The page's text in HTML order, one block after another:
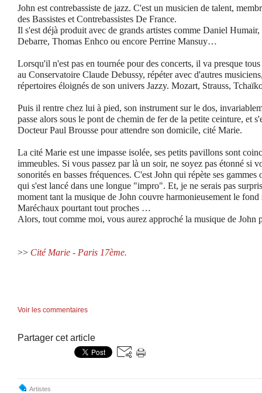
John est contrebassiste de jazz. C'est un musicien de talent,
des Bassistes et Contrebassistes De France.
Il s'est déjà produit avec de grands artistes comme Daniel
Debarre, Thomas Enhco ou encore Perrine Mansuy…
Lorsqu'il n'est pas en tournée pour des concerts, il va presque
au Conservatoire Claude Debussy, répéter avec d'autres
répertoires éloignés de son univers Jazzy. Mozart, Strauss,
Puis il rentre chez lui à pied, son instrument sur le dos,
passe alors sous le pont de chemin de fer de la petite ceinture, et
Docteur Paul Brousse pour attendre son domicile, cité Marie.
La cité Marie est une impasse isolée, ses petits pavillons sont
immeubles. Si vous passez par là un soir, ne soyez pas étonné si
sonorités en basses fréquences. C'est John qui répète ses
qui s'est lancé dans une longue "impro". Et, je ne serais pas
moment tant la musique de John couvre harmonieusement le fond
Maréchaux pourtant tout proches …
Alors, tout comme moi, vous aurez approché la musique de John
>> Cité Marie - Paris 17ème.
Voir les commentaires
Partager cet article
Artistes